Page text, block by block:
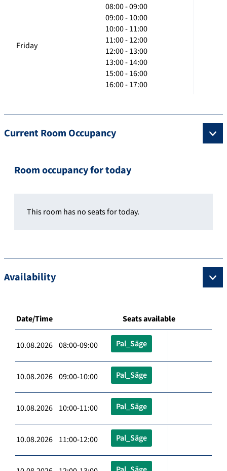
Friday
08:00 - 09:00
09:00 - 10:00
10:00 - 11:00
11:00 - 12:00
12:00 - 13:00
13:00 - 14:00
15:00 - 16:00
16:00 - 17:00
Current Room Occupancy
Room occupancy for today
This room has no seats for today.
Availability
Date/Time Seats available
10.08.2026 08:00-09:00 Pal_Säge
10.08.2026 09:00-10:00 Pal_Säge
10.08.2026 10:00-11:00 Pal_Säge
10.08.2026 11:00-12:00 Pal_Säge